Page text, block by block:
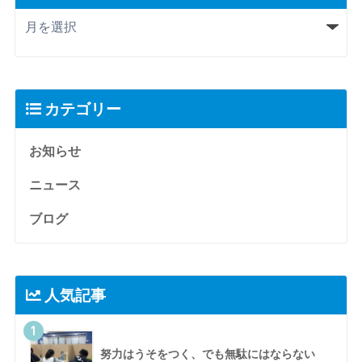
カテゴリー
お知らせ
ニュース
ブログ
人気記事
1
努力はうそをつく、でも無駄にはならない